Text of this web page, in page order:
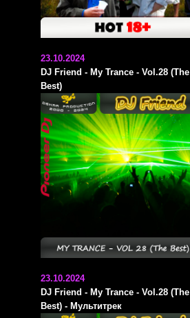
23.10.2024
DJ Friend - My Trance - Vol.28 (The
Best)
23.10.2024
DJ Friend - My Trance - Vol.28 (The
Best) - Мультитрек